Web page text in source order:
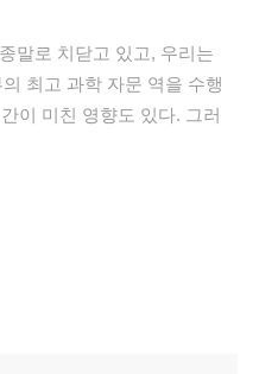
말로 치닫고 있고, 우리는
최고 과학 자문 역을 수행
이 미친 영향도 있다. 그러